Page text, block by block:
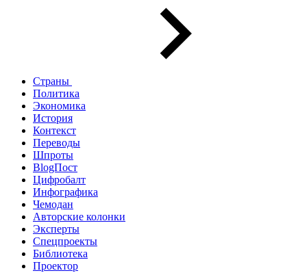
Страны
Политика
Экономика
История
Контекст
Переводы
Шпроты
BlogПост
Цифробалт
Инфографика
Чемодан
Авторские колонки
Эксперты
Спецпроекты
Библиотека
Проектор